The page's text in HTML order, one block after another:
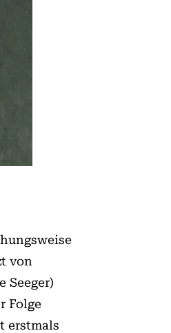
von
Seeger)
Folge
erstmals